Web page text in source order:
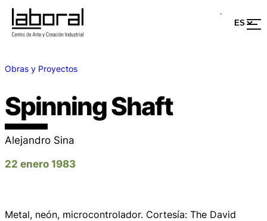
Obras y Proyectos
Spinning Shaft
Alejandro Sina
22 enero 1983
Metal, neón, microcontrolador. Cortesía: The David